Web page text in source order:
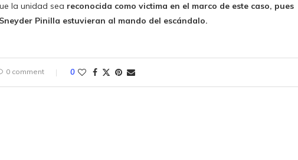
la unidad sea reconocida como victima en el marco de este caso, pues
Pinilla estuvieran al mando del escándalo.
0 comment 0